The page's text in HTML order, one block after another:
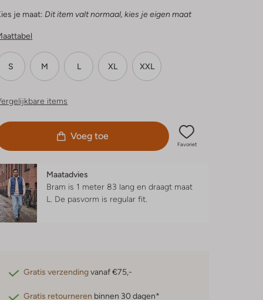
je maat: Dit item valt normaal, kies je eigen maat
S M L XL XXL
items
Voeg toe
Favoriet
Maatadvies
Bram is 1 meter 83 lang en draagt maat
L. De pasvorm is regular fit
Gratis verzendingvanaf €75,-
Gratis retourneren binnen 30 dagen*